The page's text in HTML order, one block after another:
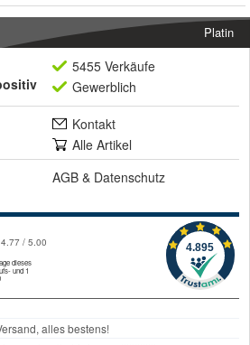
Platin
5455 Verkäufe
Gewerblich
Kontakt
Alle Artikel
AGB & Datenschutz